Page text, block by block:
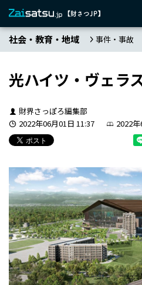
社会・教育・地域 事件・事故
光ハイツ・ヴェラ
財界さっぽろ編集部
2022年06月01日 11:37
2022